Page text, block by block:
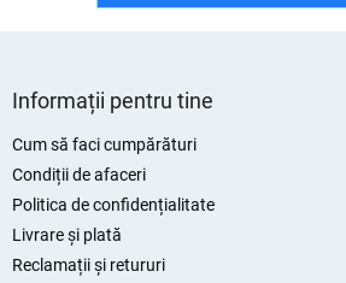
Informații pentru tine
Cum să faci cumpărături
Condiții de afaceri
Politica de confidențialitate
Livrare și plată
Reclamații și retururi